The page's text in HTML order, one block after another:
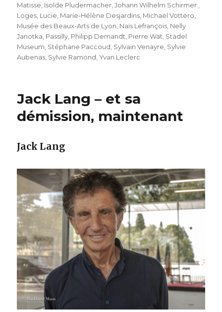
Matisse Isolde Pludermacher ,Johann Wilhelm Schirmer.
Loges Lucie Marie-Hélène Desjardins Michaël Vottero
Musée des Beaux-Arts de Lyon Naïs Lefrançois Nelly
Janotka Passilly Philipp Demandt Pierre Wat Städel
Museum Stéphane Paccoud Sylvain Venayre Sylvie
Aubenas Sylvie Ramond ,Yvan Leclerc
Jack Lang – et sa
démission, maintenant
Jack Lang